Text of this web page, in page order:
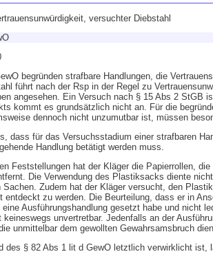
versuchter Diebstahl
begründen strafbare Handlungen, die
führt nach der Rsp in der Regel zu
angesehen. Ein Versuch nach § 15 Abs 2 StGB
kommt es grundsätzlich nicht an. Für die
dennoch nicht unzumutbar ist, müssen
dass für das Versuchsstadium einer strafbaren
Handlung betätigt werden muss.
Feststellungen hat der Kläger die Papierrollen,
Die Verwendung des Plastiksacks diente
Sachen. Zudem hat der Kläger versucht, den
entdeckt zu werden. Die Beurteilung, dass er in
Ausführungshandlung gesetzt habe und nicht
unvertretbar. Jedenfalls an der
unmittelbar dem gewollten Gewahrsamsbruch
des § 82 Abs 1 lit d GewO letztlich verwirklicht ist,